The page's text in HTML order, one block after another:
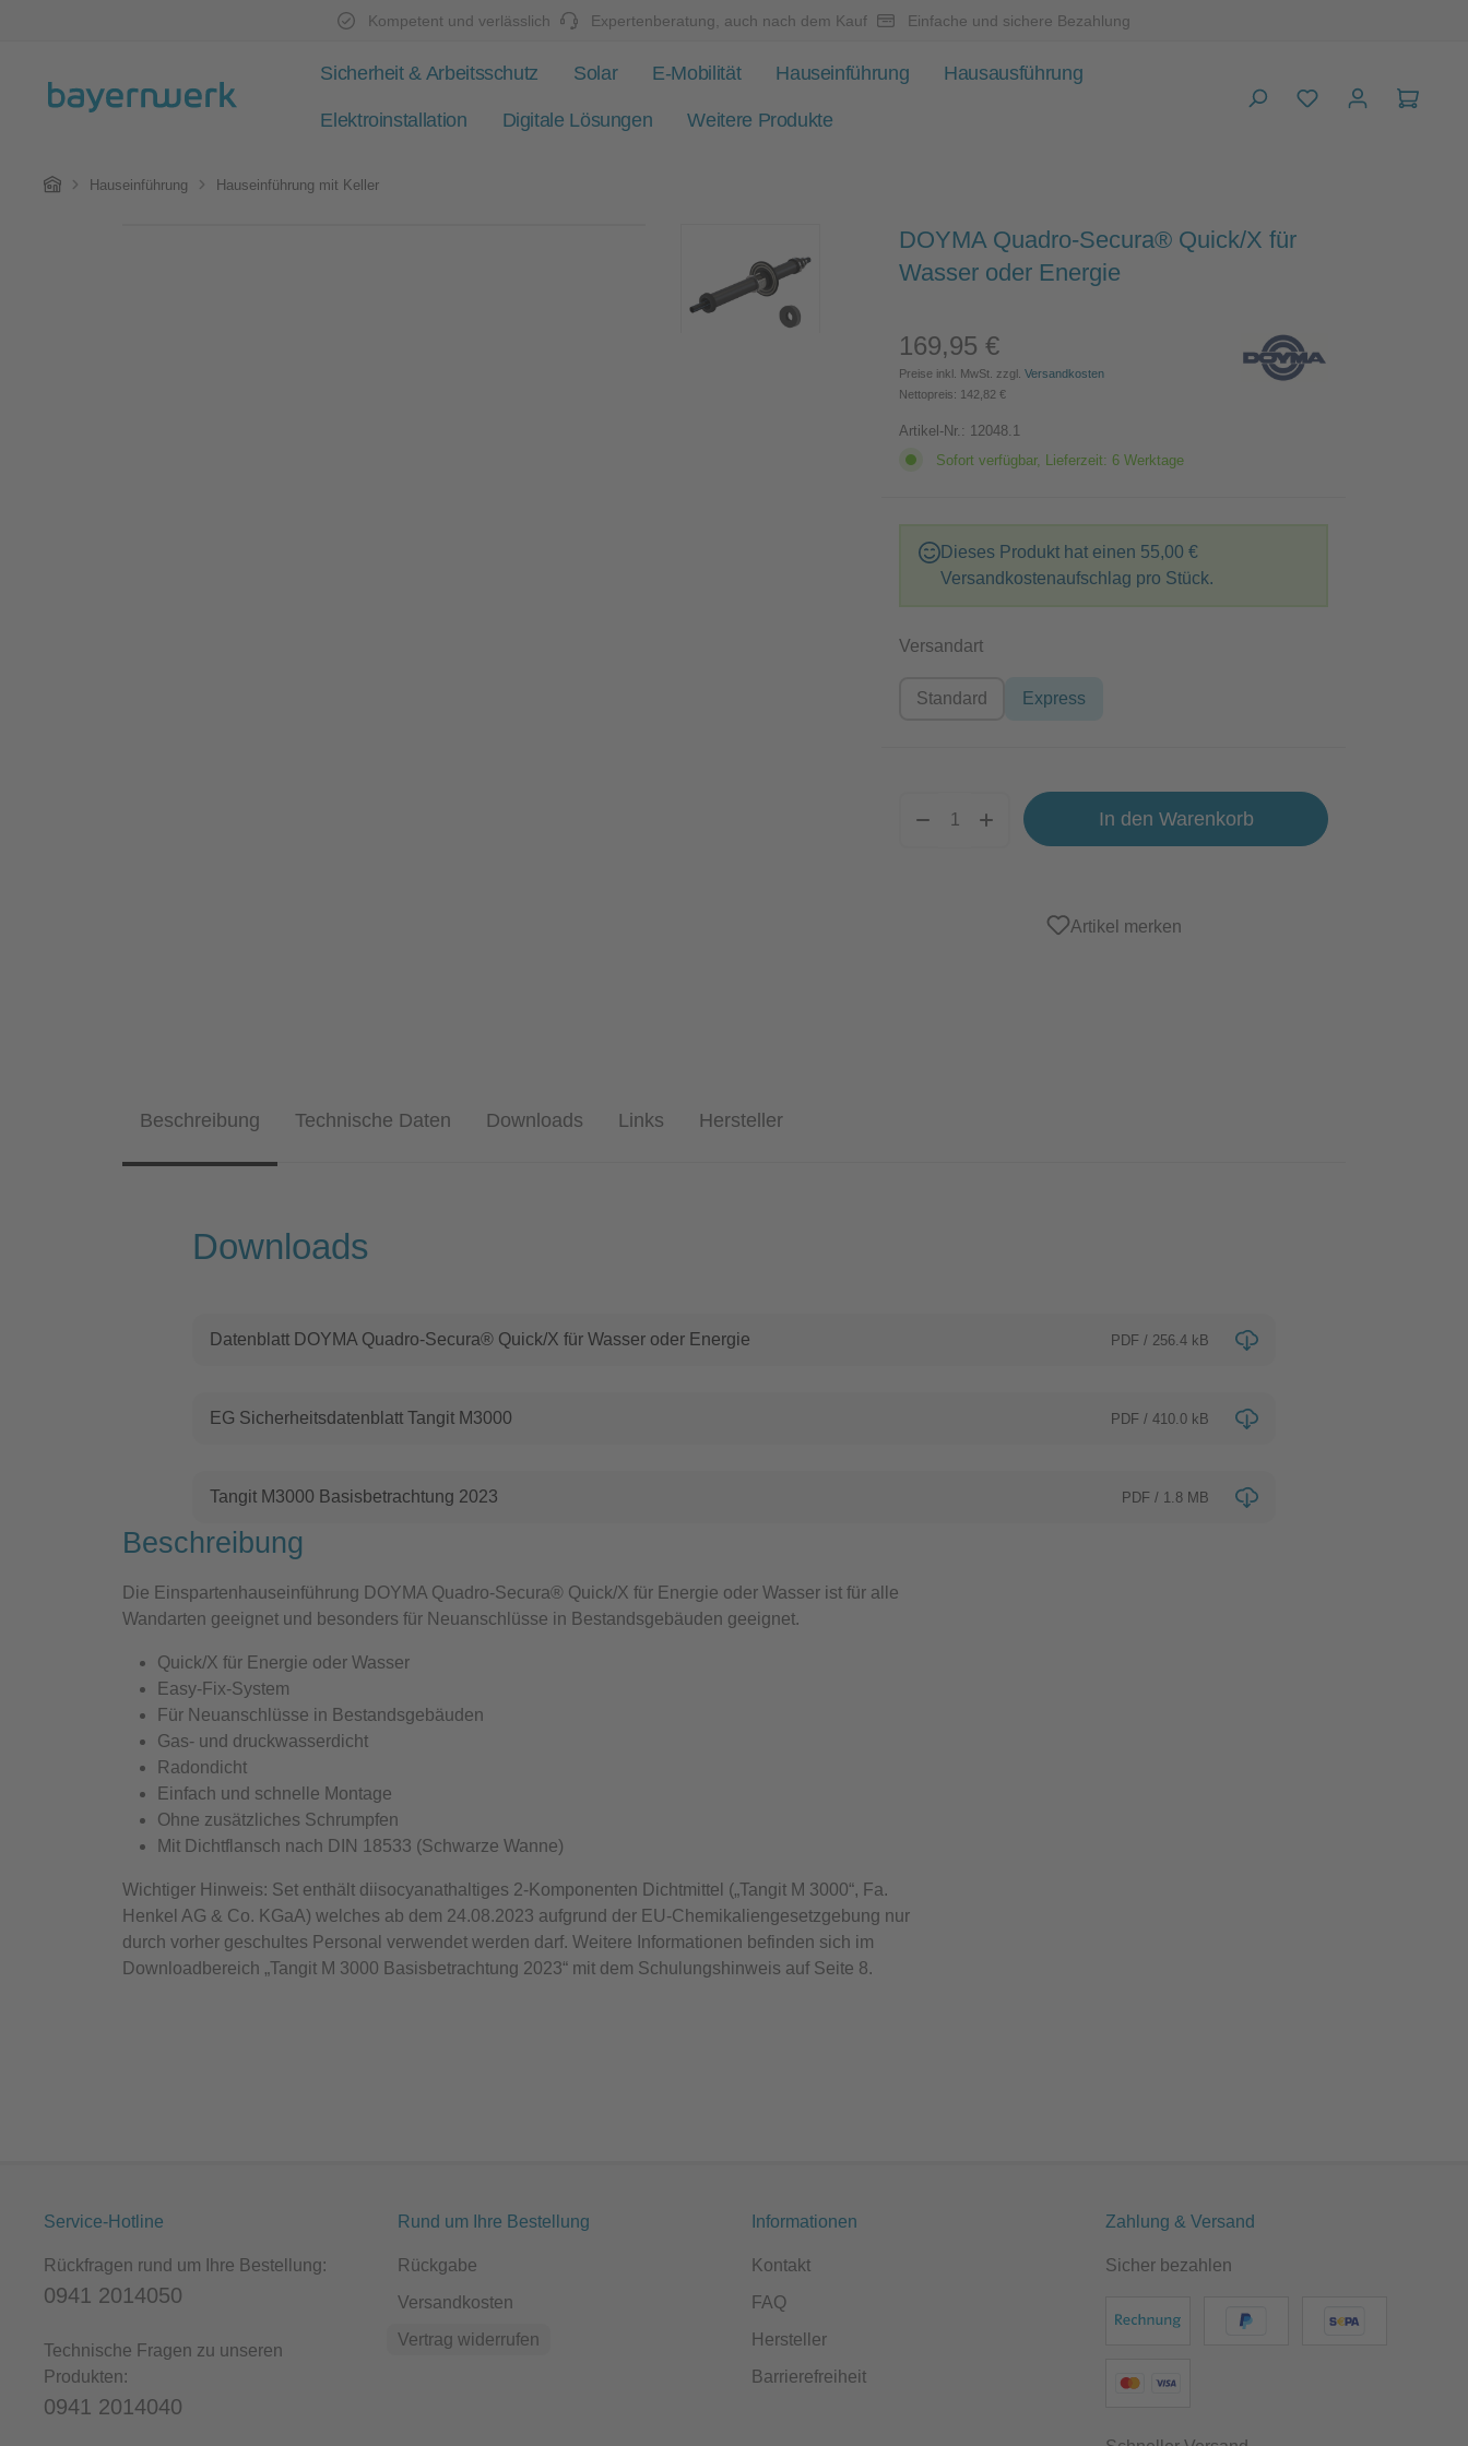
Kompetent und verlässlich Expertenberatung, auch nach dem Kauf Einfache und sichere Bezahlung
Sicherheit & Arbeitsschutz Solar E-Mobilität Hauseinführung Hausausführung
Elektroinstallation Digitale Lösungen Weitere Produkte
HomeHauseinführung Hauseinführung mit Keller
DOYMA Quadro-Secura® Quick/X für
Wasser oder Energie
Regulärer Preis:
169,95 €
Preise inkl. MwSt. zzgl.Versandkosten
Nettopreis: 142,82 €
Artikel-Nr.: 12048.1
Sofort verfügbar, Lieferzeit: 6 Werktage
Dieses Produkt hat einen 55,00 €
Versandkostenaufschlag pro Stück.
Versandartauswählen
Standard Express
In den Warenkorb
Artikel merken
Beschreibung Technische Daten Downloads Links Hersteller
Downloads
Datenblatt DOYMA Quadro-Secura® Quick/X für Wasser oder Energie PDF / 256.4 kB
EG Sicherheitsdatenblatt Tangit M3000 PDF / 410.0 kB
Tangit M3000 Basisbetrachtung 2023 PDF / 1.8 MB
Beschreibung
Die Einspartenhauseinführung DOYMA Quadro-Secura® Quick/X für Energie oder Wasser ist für alle
Wandarten geeignet und besonders für Neuanschlüsse in Bestandsgebäuden geeignet.
Quick/X für Energie oder Wasser
Easy-Fix-System
Für Neuanschlüsse in Bestandsgebäuden
Gas- und druckwasserdicht
Radondicht
Einfach und schnelle Montage
Ohne zusätzliches Schrumpfen
Mit Dichtflansch nach DIN 18533 (Schwarze Wanne)
Wichtiger Hinweis: Set enthält diisocyanathaltiges 2-Komponenten Dichtmittel („Tangit M 3000“, Fa.
Henkel AG & Co. KGaA) welches ab dem 24.08.2023 aufgrund der EU-Chemikaliengesetzgebung nur
durch vorher geschultes Personal verwendet werden darf. Weitere Informationen befinden sich im
Downloadbereich „Tangit M 3000 Basisbetrachtung 2023“ mit dem Schulungshinweis auf Seite 8.
Service-Hotline
Rückfragen rund um Ihre Bestellung:
0941 2014050
Technische Fragen zu unseren
Produkten:
0941 2014040
Rund um Ihre Bestellung
Rückgabe
Versandkosten
Vertrag widerrufen
Informationen
Kontakt
FAQ
Hersteller
Barrierefreiheit
Zahlung & Versand
Sicher bezahlen